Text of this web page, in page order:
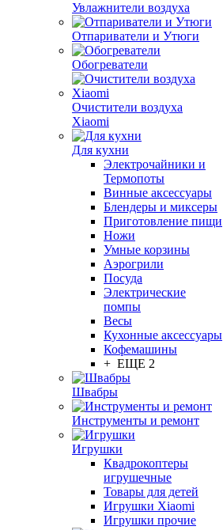
Увлажнители воздуха
Отпариватели и Утюги
Обогреватели
Очистители воздуха
Xiaomi
Для кухни
Электрочайники и
Термопоты
Винные аксессуары
Блендеры и миксеры
Приготовление пищи
Ножи
Умные корзины
Аэрогрили
Посуда
Электрические
помпы
Весы
Кухонные аксессуары
Кофемашины
+ ЕЩЕ 2
Швабры
Инструменты и ремонт
Игрушки
Квадрокоптеры
игрушечные
Товары для детей
Игрушки Xiaomi
Игрушки прочие